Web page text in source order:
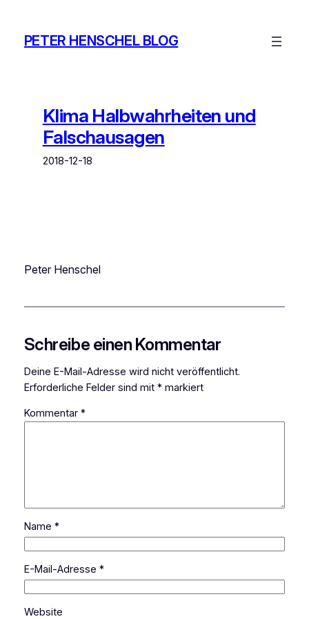
springen
PETER HENSCHEL BLOG
Klima Halbwahrheiten und
Falschausagen
2018-12-18
Peter Henschel
Schreibe einen Kommentar
Deine E-Mail-Adresse wird nicht veröffentlicht.
Erforderliche Felder sind mit *markiert
Kommentar *
Name *
E-Mail-Adresse *
Website